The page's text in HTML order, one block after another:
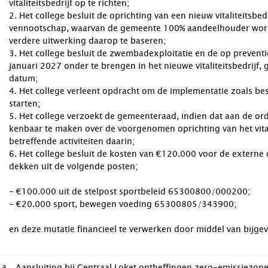
vitaliteitsbedrijf op te richten;
2. Het college besluit de oprichting van een nieuw
vennootschap, waarvan de gemeente 100% aandeelhouder
verdere uitwerking daarop te baseren;
3. Het college besluit de zwembadexploitatie en de op
januari 2027 onder te brengen in het nieuwe vitaliteitsbedrijf,
datum;
4. Het college verleent opdracht om de implementatie zoals
starten;
5. Het college verzoekt de gemeenteraad, indien dat aan de
kenbaar te maken over de voorgenomen oprichting van het
betreffende activiteiten daarin;
6. Het college besluit de kosten van €120.000 voor de
dekken uit de volgende posten;
- €100.000 uit de stelpost sportbeleid 65300800/000200;
- €20.000 sport, bewegen voeding 65300805/343900;
en deze mutatie financieel te verwerken door middel van